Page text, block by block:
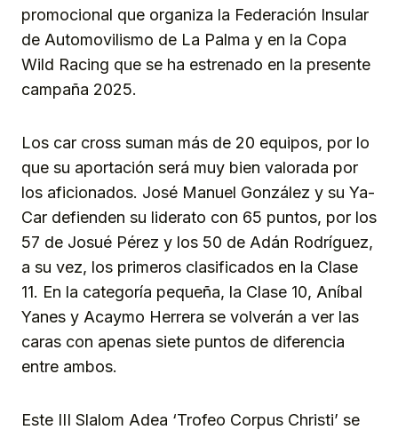
promocional que organiza la Federación Insular
de Automovilismo de La Palma y en la Copa
Wild Racing que se ha estrenado en la presente
campaña 2025.
Los car cross suman más de 20 equipos, por lo
que su aportación será muy bien valorada por
los aficionados. José Manuel González y su Ya-
Car defienden su liderato con 65 puntos, por los
57 de Josué Pérez y los 50 de Adán Rodríguez,
a su vez, los primeros clasificados en la Clase
11. En la categoría pequeña, la Clase 10, Aníbal
Yanes y Acaymo Herrera se volverán a ver las
caras con apenas siete puntos de diferencia
entre ambos.
Este III Slalom Adea ‘Trofeo Corpus Christi’ se